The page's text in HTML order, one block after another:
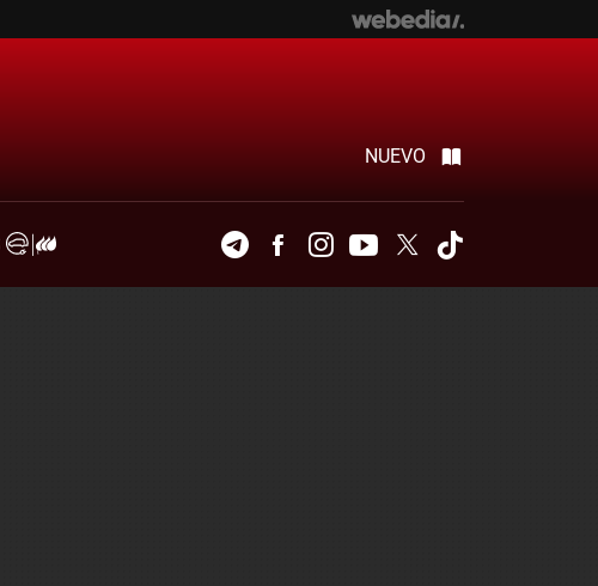
NUEVO
TelegramFacebookInstagramYoutubeTwitter